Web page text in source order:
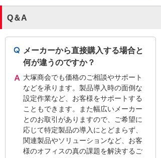
Q＆A
メーカーから直接購入する場合と
何が違うのですか？
大塚商会でも価格のご相談やサポート
などを承ります。製品導入時の面倒な
設定作業など、お客様をサポートする
こともできます。また幅広いメーカー
とのお取引がありますので、ご希望に
応じて特定製品の導入にとどまらず、
関連製品やソリューションなど、お客
様のオフィスの真の課題を解決するご